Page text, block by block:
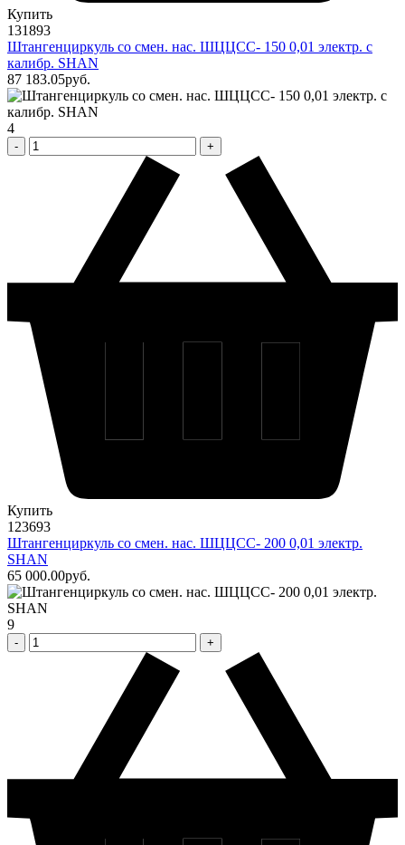
Купить
131893
Штангенциркуль со смен. нас. ШЦЦСС- 150 0,01 электр. с
калибр. SHAN
87 183.05pуб.
4
Купить
123693
Штангенциркуль со смен. нас. ШЦЦСС- 200 0,01 электр.
SHAN
65 000.00pуб.
9